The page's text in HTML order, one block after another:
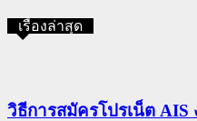
เรื่องล่าสุด
วิธีการสมัครโปรเน็ต AIS